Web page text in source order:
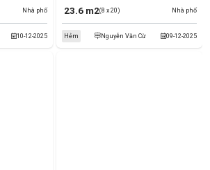
Nhà phố
10-12-2025
Nhà phố
23.6 m2(8 x 20)
09-12-2025
Hẻm Nguyễn Văn Cừ